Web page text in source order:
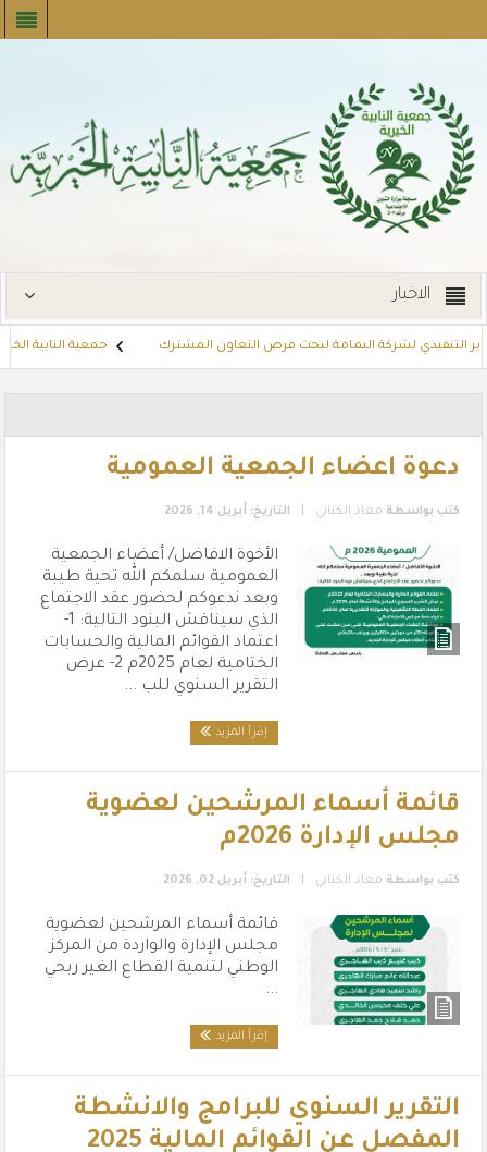
الاخبار
التنفيذي لشركة اليمامة لبحث فرص التعاون المشترك جمعية النابية
دعوة اعضاء الجمعية العمومية
كتب بواسطة معاذ الكناني التاريخ: أبريل 14, 2026
الأخوة الافاضل/ أعضاء الجمعية
العمومية سلمكم الله تحية طيبة
وبعد ندعوكم لحضور عقد الاجتماع
الذي سيناقش البنود التالية: 1-
اعتماد القوائم المالية والحسابات
الختامية لعام 2025م 2- عرض
التقرير السنوي للب ...
إقرأ المزيد
قائمة أسماء المرشحين لعضوية
مجلس الإدارة 2026م
كتب بواسطة معاذ الكناني التاريخ: أبريل 02, 2026
قائمة أسماء المرشحين لعضوية
مجلس الإدارة والواردة من المركز
الوطني لتنمية القطاع الغير ربحي
...
إقرأ المزيد
التقرير السنوي للبرامج والانشطة
المفصل عن القوائم المالية 2025